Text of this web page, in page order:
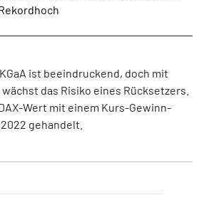
ist beeindruckend, doch mit
das Risiko eines Rücksetzers.
Wert mit einem Kurs-Gewinn-
gehandelt.